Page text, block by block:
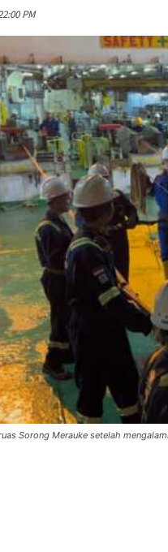
PM
Sorong Merauke setelah